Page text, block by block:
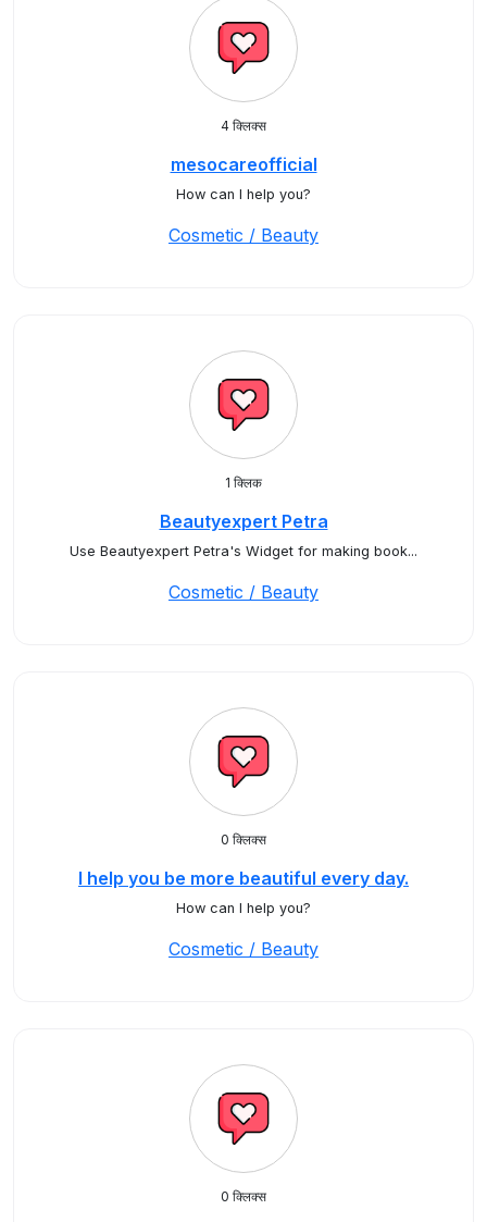
4 क्लिक्स
mesocareofficial
How can I help you?
Cosmetic / Beauty
1 क्लिक
Beautyexpert Petra
Use Beautyexpert Petra's Widget for making book...
Cosmetic / Beauty
0 क्लिक्स
I help you be more beautiful every day.
How can I help you?
Cosmetic / Beauty
0 क्लिक्स